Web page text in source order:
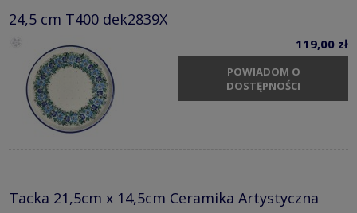
24,5 cm T400 dek2839X
119,00 zł
POWIADOM O
DOSTĘPNOŚCI
Tacka 21,5cm x 14,5cm Ceramika Artystyczna